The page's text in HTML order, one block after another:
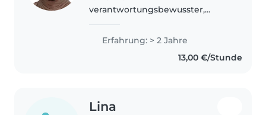
verantwortungsbewusster,
Teenager mit 2 Jahren Erfahrung
in der Kinderbetreuung. Ich
spreche Arabisch, Deutsch und
Erfahrung: > 2 Jahre
13,00 €/Stunde
Lina